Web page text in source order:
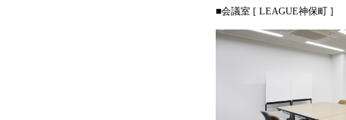
■会議室 [ LEAGUE神保町 ]